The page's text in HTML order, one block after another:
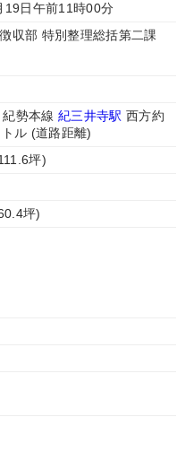
19日午前11時00分
収部 特別整理総括第二課
勢本線 紀三井寺駅 西方約
ル (道路距離)
坪)
坪)